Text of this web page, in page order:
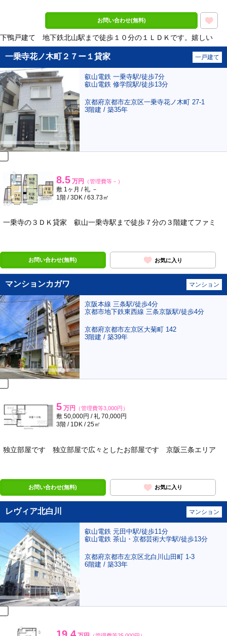
お問い合わせ(無料)
下鴨戸建て 地下鉄北山駅まで徒歩１０分の１ＬＤＫです。嬉しい
一乗寺花ノ木町２７ー１貸家 一戸建て
叡山電鉄 一乗寺駅/徒歩7分
叡山電鉄 修学院駅/徒歩13分
京都府京都市左京区一乗寺花ノ木町 27-1
3階建 / 築35年
8.5 万円 （管理費等－）
敷 1ヶ月 / 礼 －
1階 / 3DK / 63.73㎡
一乗寺の３ＤＫ貸家 叡山一乗寺駅まで徒歩７分の３階建てファミ
お問い合わせ(無料) お気に入り
マンションカガワ マンション
京阪本線 三条駅/徒歩4分
京都市地下鉄東西線 三条京阪駅/徒歩4分
京都府京都市左京区大菊町 142
3階建 / 築39年
5 万円 （管理費等3,000円）
敷 50,000円 / 礼 70,000円
3階 / 1DK / 25㎡
独立部屋です 独立部屋で広々としたお部屋です 京阪三条エリア
お問い合わせ(無料) お気に入り
レヴィア北白川 マンション
叡山電鉄 元田中駅/徒歩11分
叡山電鉄 茶山・京都芸術大学駅/徒歩13分
京都府京都市左京区北白川山田町 1-3
6階建 / 築33年